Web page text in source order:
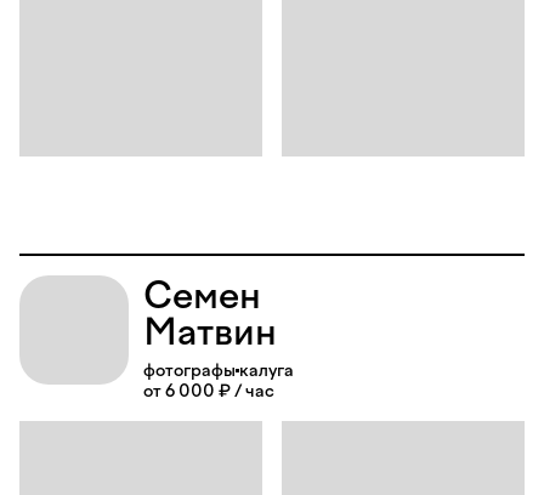
Семен
Матвин
фотографы калуга
от 6 000 ₽ / час